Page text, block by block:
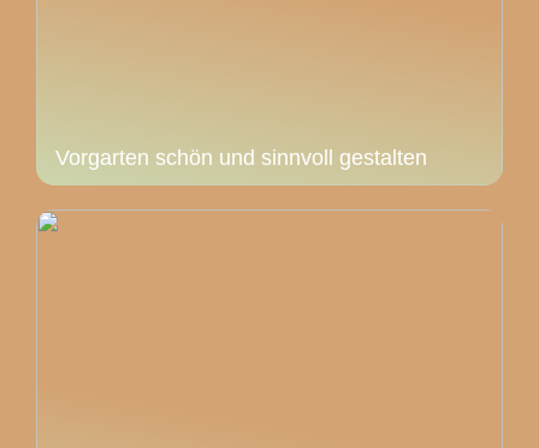
Vorgarten schön und sinnvoll gestalten